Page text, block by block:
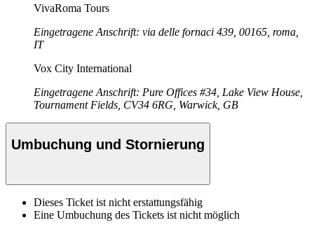
VivaRoma Tours
Eingetragene Anschrift: via delle fornaci 439, 00165, roma,
IT
Vox City International
Eingetragene Anschrift: Pure Offices #34, Lake View House,
Tournament Fields, CV34 6RG, Warwick, GB
Umbuchung und Stornierung
Dieses Ticket ist nicht erstattungsfähig
Eine Umbuchung des Tickets ist nicht möglich